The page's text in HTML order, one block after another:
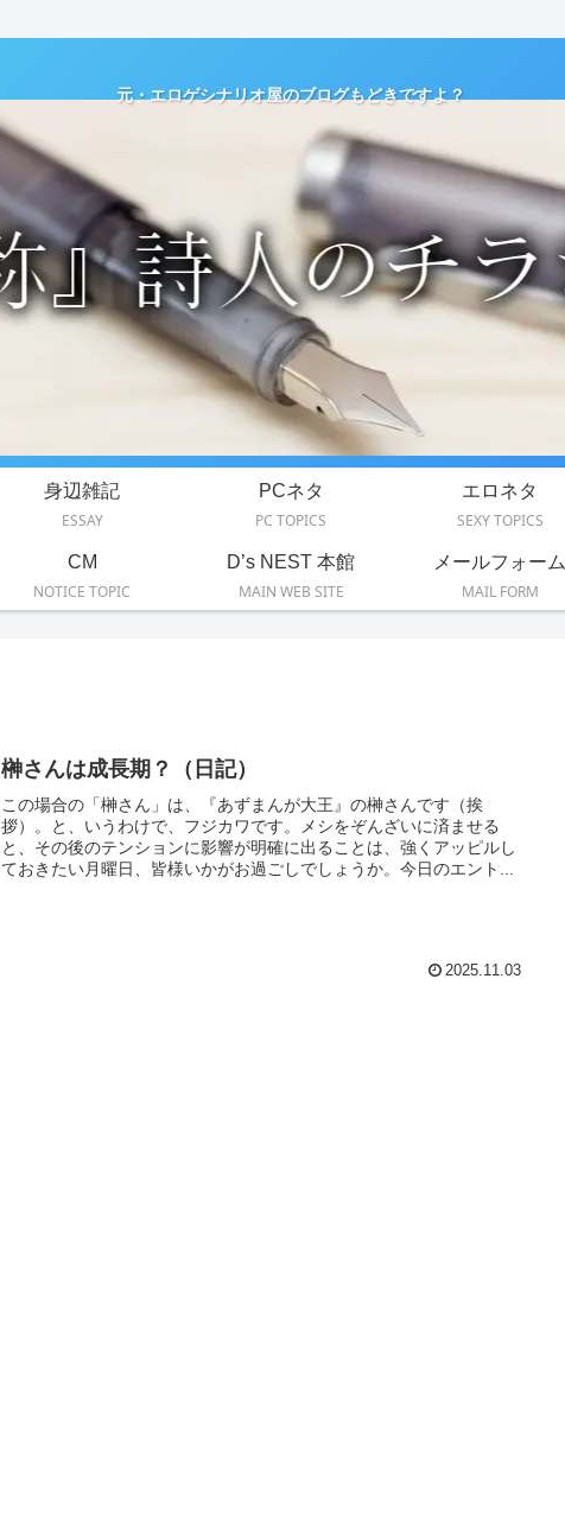
元・エロゲシナリオ屋のブログもどきですよ？
身辺雑記
ESSAY
PCネタ
PC TOPICS
エロネタ
SEXY TOPICS
CM
NOTICE TOPIC
D’s NEST 本館
MAIN WEB SITE
メールフォーム
MAIL FORM
榊さんは成長期？（日記）
この場合の「榊さん」は、『あずまんが大王』の榊さんです（挨
拶）。と、いうわけで、フジカワです。メシをぞんざいに済ませる
と、その後のテンションに影響が明確に出ることは、強くアッピルし
ておきたい月曜日、皆様いかがお過ごしでしょうか。今日のエント...
2025.11.03